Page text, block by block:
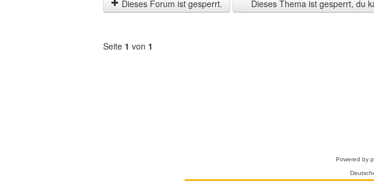
Zeit
Dieses Forum ist gesperrt.
Dieses Thema ist gesperrt, du
Seite 1 von 1
Powered by